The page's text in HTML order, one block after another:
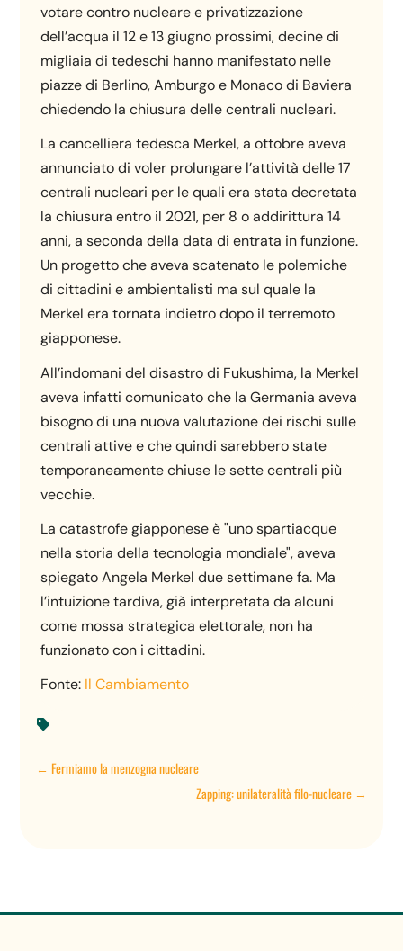
votare contro nucleare e privatizzazione
dell’acqua il 12 e 13 giugno prossimi, decine di
migliaia di tedeschi hanno manifestato nelle
piazze di Berlino, Amburgo e Monaco di Baviera
chiedendo la chiusura delle centrali nucleari.
La cancelliera tedesca Merkel, a ottobre aveva
annunciato di voler prolungare l’attività delle 17
centrali nucleari per le quali era stata decretata
la chiusura entro il 2021, per 8 o addirittura 14
anni, a seconda della data di entrata in funzione.
Un progetto che aveva scatenato le polemiche
di cittadini e ambientalisti ma sul quale la
Merkel era tornata indietro dopo il terremoto
giapponese.
All’indomani del disastro di Fukushima, la Merkel
aveva infatti comunicato che la Germania aveva
bisogno di una nuova valutazione dei rischi sulle
centrali attive e che quindi sarebbero state
temporaneamente chiuse le sette centrali più
vecchie.
La catastrofe giapponese è "uno spartiacque
nella storia della tecnologia mondiale", aveva
spiegato Angela Merkel due settimane fa. Ma
l’intuizione tardiva, già interpretata da alcuni
come mossa strategica elettorale, non ha
funzionato con i cittadini.
Fonte: Il Cambiamento

←Fermiamo la menzogna nucleare
Zapping: unilateralità filo-nucleare→